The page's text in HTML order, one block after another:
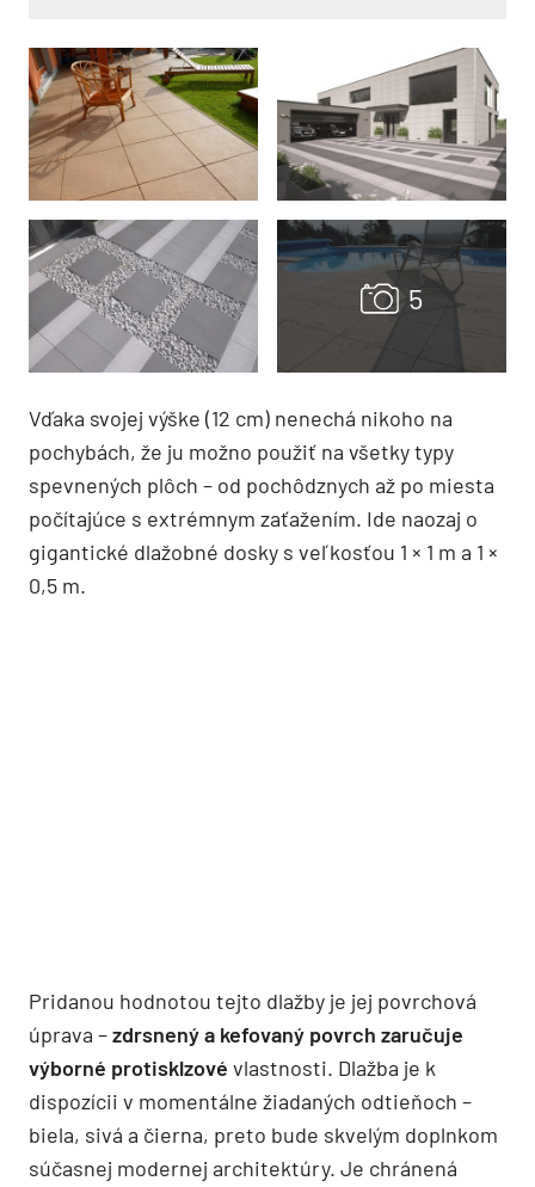
Vďaka svojej výške (12 cm) nenechá nikoho na
pochybách, že ju možno použiť na všetky typy
spevnených plôch – od pochôdznych až po miesta
počítajúce s extrémnym zaťažením. Ide naozaj o
gigantické dlažobné dosky s veľkosťou 1 × 1 m a 1 ×
0,5 m.
Pridanou hodnotou tejto dlažby je jej povrchová
úprava –zdrsnený a kefovaný povrch zaručuje
výborné protisklzové vlastnosti. Dlažba je k
dispozícii v momentálne žiadaných odtieňoch –
biela, sivá a čierna, preto bude skvelým doplnkom
súčasnej modernej architektúry. Je chránená